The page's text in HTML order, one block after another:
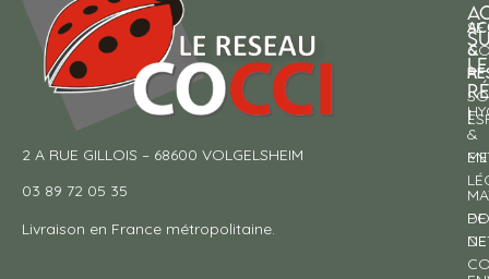
2 A RUE GILLOIS – 68600 VOLGELSHEIM
03 89 72 05 35
Livraison en France métropolitaine.
&
&
DE
SE
À
DE
!